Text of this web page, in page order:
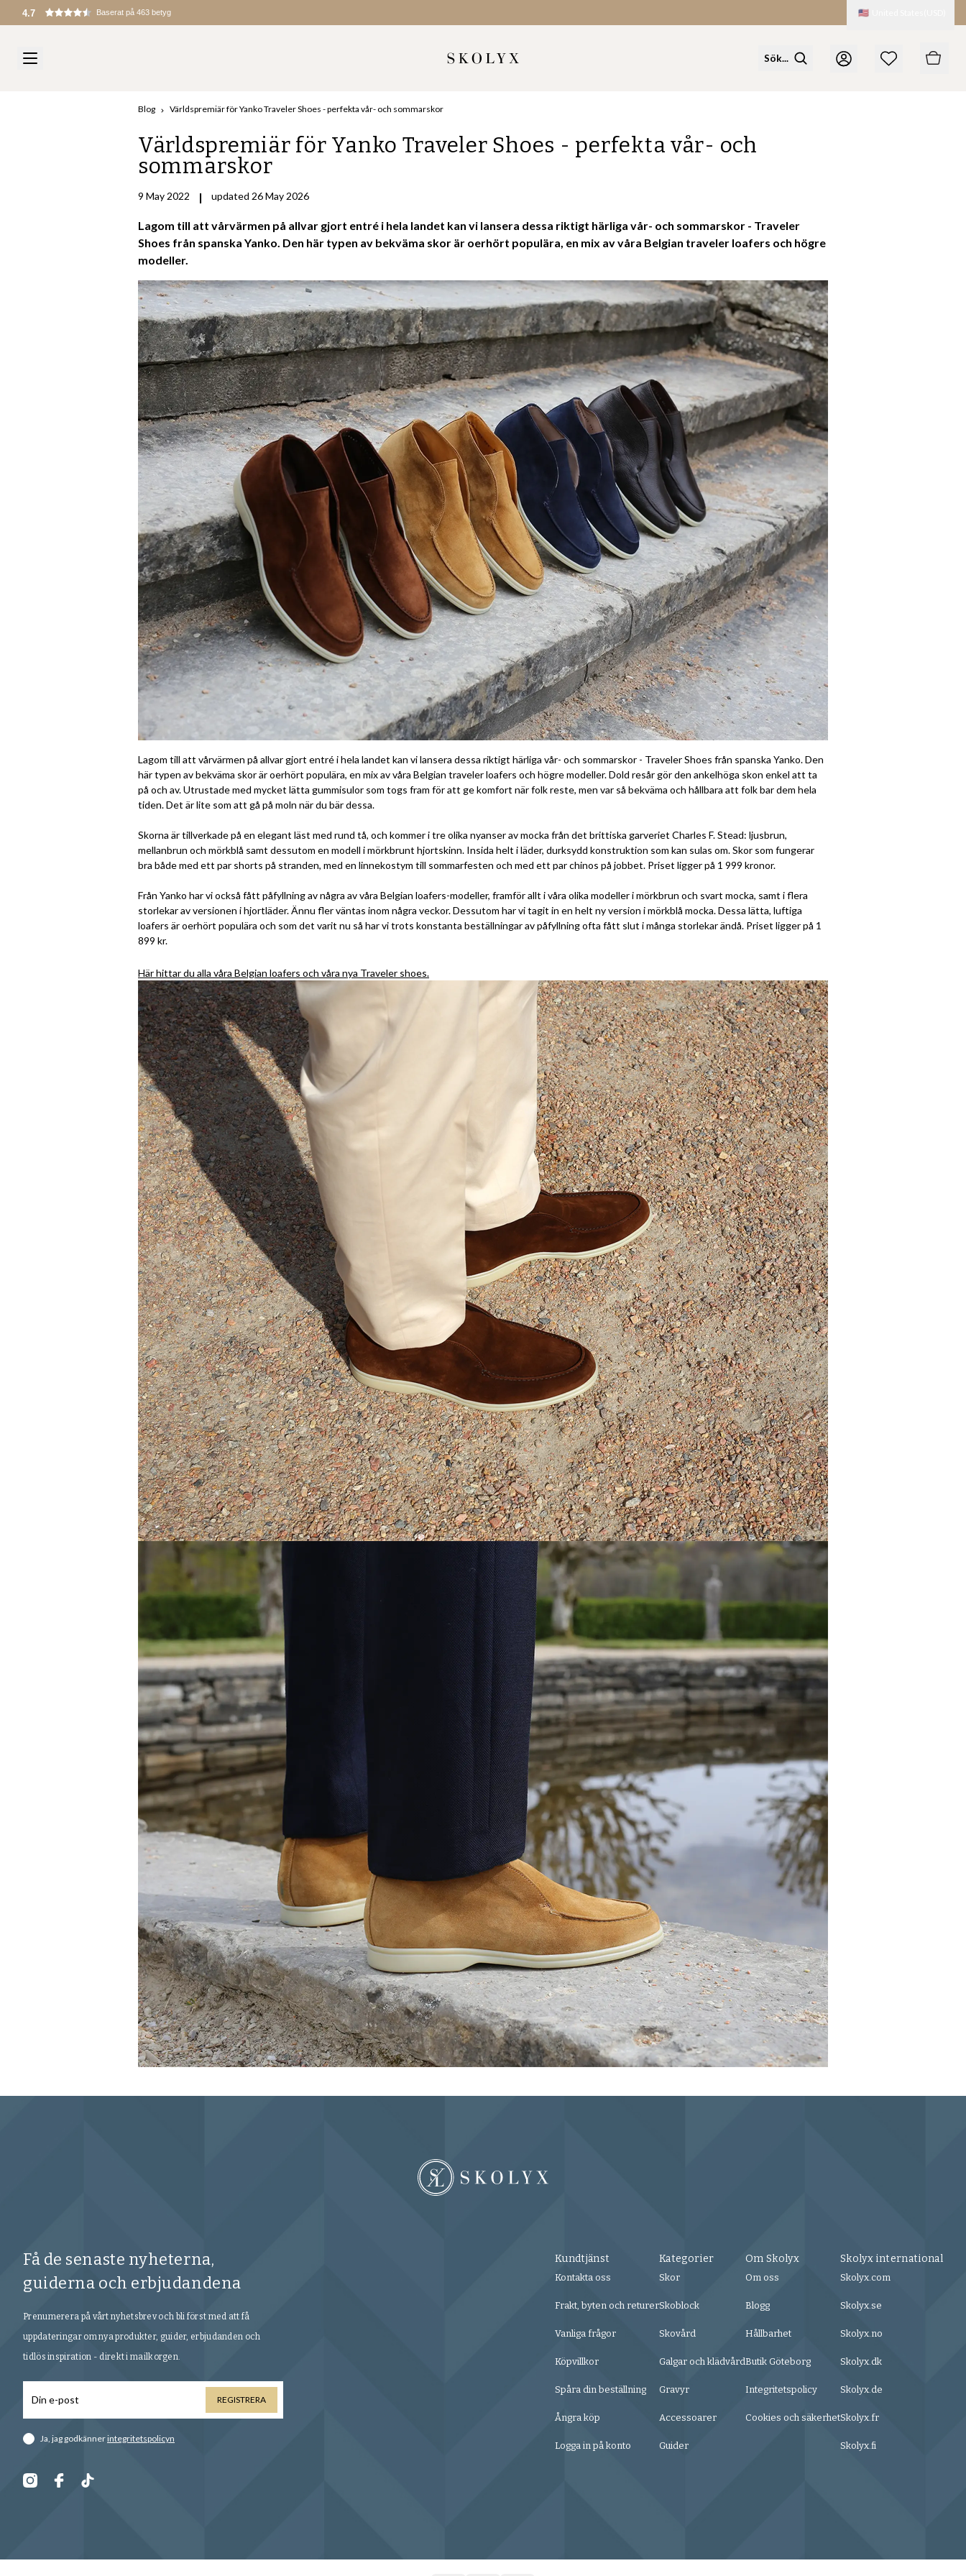
4.7 Baserat på 463 betyg 🇺🇸
Blog Världspremiär för Yanko Traveler Shoes - perfekta vår- och sommarskor
Världspremiär för Yanko Traveler Shoes - perfekta vår- och
sommarskor
9 May 2022 | updated 26 May 2026
Lagom till att vårvärmen på allvar gjort entré i hela landet kan vi lansera dessa riktigt härliga vår- och sommarskor - Traveler
Shoes från spanska Yanko. Den här typen av bekväma skor är oerhört populära, en mix av våra Belgian traveler loafers och högre
modeller.
Lagom till att vårvärmen på allvar gjort entré i hela landet kan vi lansera dessa riktigt härliga vår- och sommarskor - Traveler Shoes från spanska Yanko. Den
här typen av bekväma skor är oerhört populära, en mix av våra Belgian traveler loafers och högre modeller. Dold resår gör den ankelhöga skon enkel att ta
på och av. Utrustade med mycket lätta gummisulor som togs fram för att ge komfort när folk reste, men var så bekväma och hållbara att folk bar dem hela
tiden. Det är lite som att gå på moln när du bär dessa.
Skorna är tillverkade på en elegant läst med rund tå, och kommer i tre olika nyanser av mocka från det brittiska garveriet Charles F. Stead: ljusbrun,
mellanbrun och mörkblå samt dessutom en modell i mörkbrunt hjortskinn. Insida helt i läder, durksydd konstruktion som kan sulas om. Skor som fungerar
bra både med ett par shorts på stranden, med en linnekostym till sommarfesten och med ett par chinos på jobbet. Priset ligger på 1 999 kronor.
Från Yanko har vi också fått påfyllning av några av våra Belgian loafers-modeller, framför allt i våra olika modeller i mörkbrun och svart mocka, samt i flera
storlekar av versionen i hjortläder. Ännu fler väntas inom några veckor. Dessutom har vi tagit in en helt ny version i mörkblå mocka. Dessa lätta, luftiga
loafers är oerhört populära och som det varit nu så har vi trots konstanta beställningar av påfyllning ofta fått slut i många storlekar ändå. Priset ligger på 1
899 kr.
Här hittar du alla våra Belgian loafers och våra nya Traveler shoes.
Få de senaste nyheterna,
guiderna och erbjudandena
Prenumerera på vårt nyhetsbrev och bli först med att få
uppdateringar om nya produkter, guider, erbjudanden och
tidlös inspiration - direkt i mailkorgen.
REGISTRERA
Ja, jag godkännerintegritetspolicyn
Kundtjänst
Kontakta oss
Frakt, byten och returer
Vanliga frågor
Köpvillkor
Spåra din beställning
Ångra köp
Logga in på konto
Kategorier
Skor
Skoblock
Skovård
Galgar och klädvård
Gravyr
Accessoarer
Guider
Om Skolyx
Om oss
Blogg
Hållbarhet
Butik Göteborg
Integritetspolicy
Cookies och säkerhet
Skolyx international
Skolyx.com
Skolyx.se
Skolyx.no
Skolyx.dk
Skolyx.de
Skolyx.fr
Skolyx.fi